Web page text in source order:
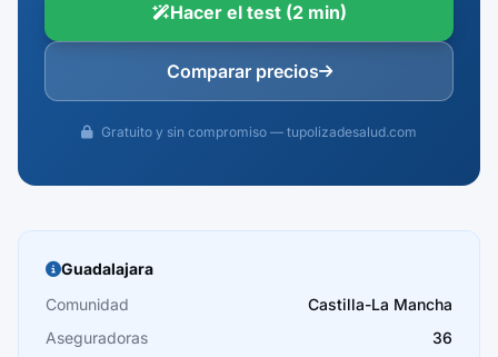
Hacer el test (2 min)
Comparar precios
Gratuito y sin compromiso — tupolizadesalud.com
Guadalajara
Comunidad
Castilla-La Mancha
Aseguradoras
36